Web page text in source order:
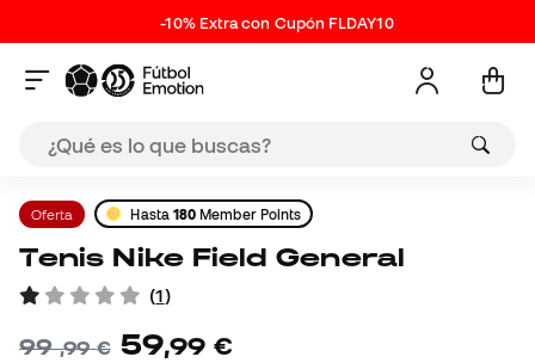
-10% Extra con Cupón FLDAY10
Oferta Hasta 180 Member Points
Tenis Nike Field General
(1)
99,99 € 59,99 €